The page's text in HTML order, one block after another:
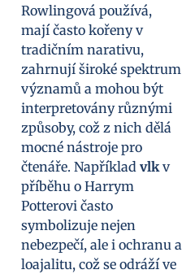
Rowlingová používá,
mají často kořeny v
tradičním narativu,
zahrnují široké spektrum
významů a mohou být
interpretovány různými
způsoby, což z nich dělá
mocné nástroje pro
čtenáře. Například vlk v
příběhu o Harrym
Potterovi často
symbolizuje nejen
nebezpečí, ale i ochranu a
loajalitu, což se odráží ve